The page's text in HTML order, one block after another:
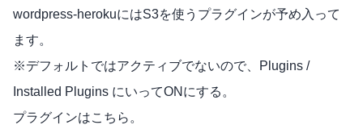
wordpress-herokuにはS3を使うプラグインが予め入って
ます。
※デフォルトではアクティブでないので、Plugins /
Installed Plugins にいってONにする。
プラグインはこちら。